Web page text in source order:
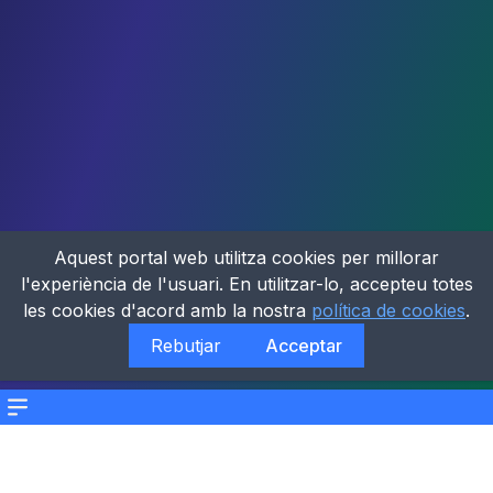
Menu
Aquest portal web utilitza cookies per millorar
l'experiència de l'usuari. En utilitzar-lo, accepteu totes
les cookies d'acord amb la nostra política de cookies.
Rebutjar
Acceptar